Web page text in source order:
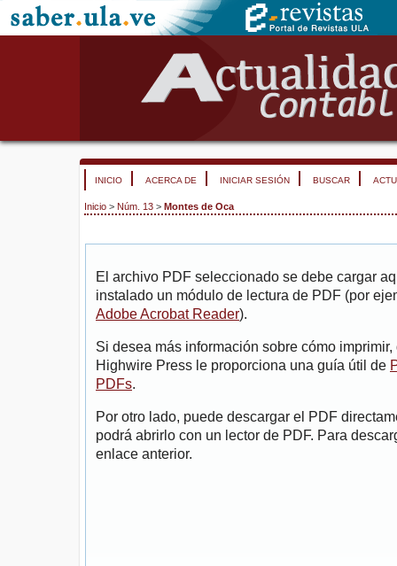
INICIO ACERCA DE INICIAR SESIÓN BUSCAR
Inicio > Núm. 13 > Montes de Oca
El archivo PDF seleccionado se debe cargar
instalado un módulo de lectura de PDF (por
Adobe Acrobat Reader).
Si desea más información sobre cómo
Highwire Press le proporciona una guía útil de
PDFs.
Por otro lado, puede descargar el PDF
podrá abrirlo con un lector de PDF. Para
enlace anterior.